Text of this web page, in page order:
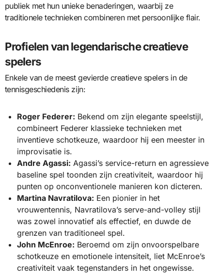
publiek met hun unieke benaderingen, waarbij ze
traditionele technieken combineren met persoonlijke flair.
Profielen van legendarische creatieve
spelers
Enkele van de meest gevierde creatieve spelers in de
tennisgeschiedenis zijn:
Roger Federer: Bekend om zijn elegante speelstijl,
combineert Federer klassieke technieken met
inventieve schotkeuze, waardoor hij een meester in
improvisatie is.
Andre Agassi: Agassi’s service-return en agressieve
baseline spel toonden zijn creativiteit, waardoor hij
punten op onconventionele manieren kon dicteren.
Martina Navratilova: Een pionier in het
vrouwentennis, Navratilova’s serve-and-volley stijl
was zowel innovatief als effectief, en duwde de
grenzen van traditioneel spel.
John McEnroe: Beroemd om zijn onvoorspelbare
schotkeuze en emotionele intensiteit, liet McEnroe’s
creativiteit vaak tegenstanders in het ongewisse.